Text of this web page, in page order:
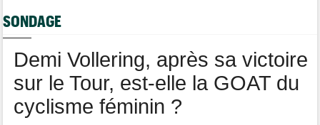
Tadej Pogacar a joué les supporters pour Urska Zigart
SONDAGE
Demi Vollering, après sa victoire
sur le Tour, est-elle la GOAT du
cyclisme féminin ?